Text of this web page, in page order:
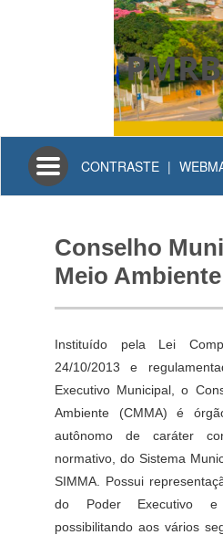
Toggle
navigation
CONTRASTE |
Conselho
Meio
Instituído pela Lei
24/10/2013 e
Executivo Municipal, o
Ambiente (CMMA) é
autônomo de caráter
normativo, do Sistema
SIMMA. Possui
do Poder Executivo
possibilitando aos vários